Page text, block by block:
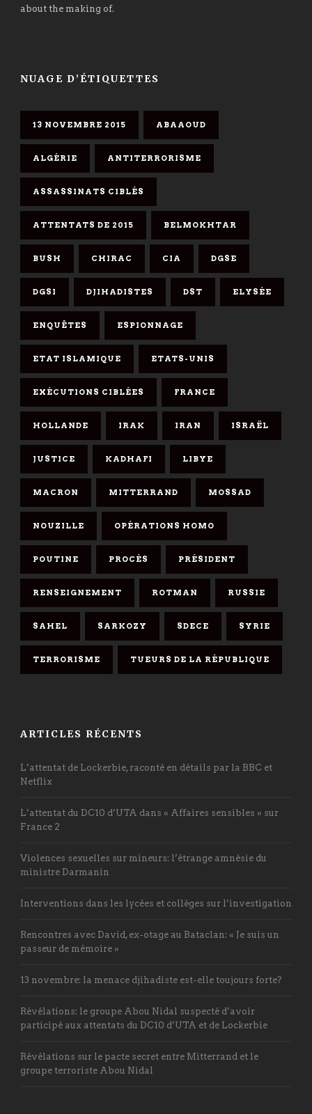
about the making of.
NUAGE D’ÉTIQUETTES
13 NOVEMBRE 2015 ABAAOUD
ALGÉRIE ANTITERRORISME
ASSASSINATS CIBLÉS
ATTENTATS DE 2015 BELMOKHTAR
BUSH CHIRAC CIA DGSE
DGSI DJIHADISTES DST ELYSÉE
ENQUÊTES ESPIONNAGE
ETAT ISLAMIQUE ETATS-UNIS
EXÉCUTIONS CIBLÉES FRANCE
HOLLANDE IRAK IRAN ISRAËL
JUSTICE KADHAFI LIBYE
MACRON MITTERRAND MOSSAD
NOUZILLE OPÉRATIONS HOMO
POUTINE PROCÈS PRÉSIDENT
RENSEIGNEMENT ROTMAN RUSSIE
SAHEL SARKOZY SDECE SYRIE
TERRORISME TUEURS DE LA RÉPUBLIQUE
ARTICLES RÉCENTS
L’attentat de Lockerbie, raconté en détails par la BBC et
Netflix
L’attentat du DC10 d’UTA dans « Affaires sensibles » sur
France 2
Violences sexuelles sur mineurs: l’étrange amnésie du
ministre Darmanin
Interventions dans les lycées et collèges sur l’investigation
Rencontres avec David, ex-otage au Bataclan: « Je suis un
passeur de mémoire »
13 novembre: la menace djihadiste est-elle toujours forte?
Révélations: le groupe Abou Nidal suspecté d’avoir
participé aux attentats du DC10 d’UTA et de Lockerbie
Révélations sur le pacte secret entre Mitterrand et le
groupe terroriste Abou Nidal